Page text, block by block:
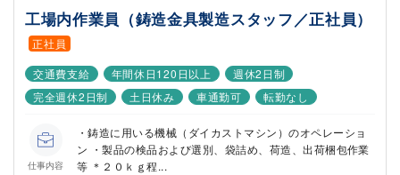
工場内作業員（鋳造金具製造スタッフ／正社員）
正社員
交通費支給
年間休日120日以上
週休2日制
完全週休2日制
土日休み 車通勤可 転勤なし
仕事内容
・鋳造に用いる機械（ダイカストマシン）のオペレーショ
ン ・製品の検品および選別、袋詰め、荷造、出荷梱包作業
等 ＊２０ｋｇ程...